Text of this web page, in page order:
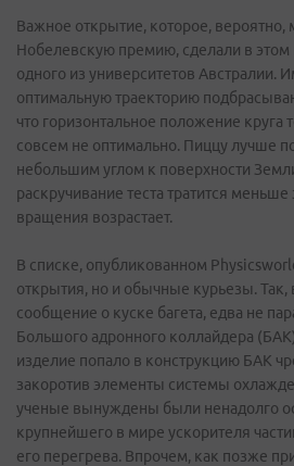
Важное открытие, которое, вероятно,
Нобелевскую премию, сделали в этом
одного из университетов Австралии.
оптимальную траекторию
что горизонтальное положение круга
совсем не оптимально. Пиццу лучше
небольшим углом к поверхности
раскручивание теста тратится меньше
вращения возрастает.
В списке, опубликованном
открытия, но и обычные курьезы. Так,
сообщение о куске багета, едва не
Большого адронного коллайдера
изделие попало в конструкцию БАК
закоротив элементы системы
ученые вынуждены были ненадолго
крупнейшего в мире ускорителя
его перегрева. Впрочем, как позже